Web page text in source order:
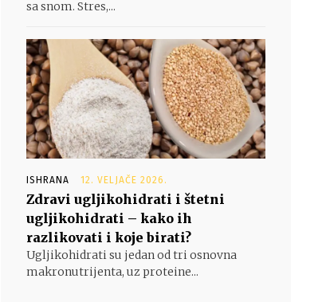
sa snom. Stres,...
ISHRANA 12. VELJAČE 2026.
Zdravi ugljikohidrati i štetni
ugljikohidrati – kako ih
razlikovati i koje birati?
Ugljikohidrati su jedan od tri osnovna
makronutrijenta, uz proteine...